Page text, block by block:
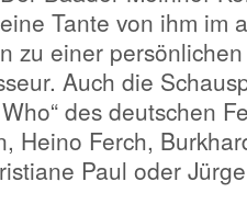
Tante von ihm im
zu einer
Auch die
des deutschen
Heino Ferch,
Paul oder